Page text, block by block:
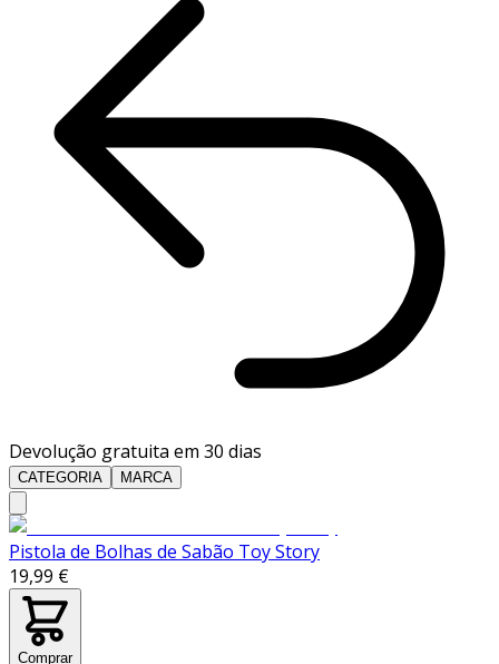
Devolução gratuita em 30 dias
CATEGORIA MARCA
Pistola de Bolhas de Sabão Toy Story
19,99 €
Comprar